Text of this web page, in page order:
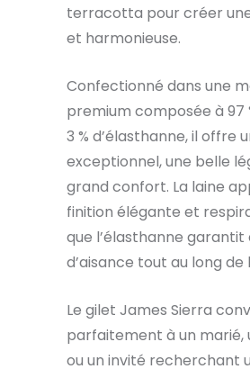
terracotta pour créer
et harmonieuse.
Confectionné dans une
premium composée à 97
3 % d’élasthanne, il offre
exceptionnel, une belle
grand confort. La laine
finition élégante et
que l’élasthanne
d’aisance tout au long de
Le gilet James Sierra
parfaitement à un marié,
ou un invité recherchant